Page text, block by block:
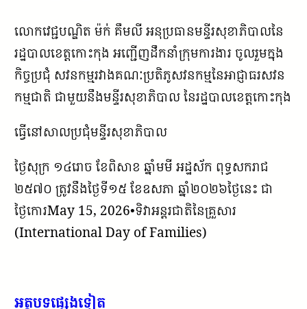
លោកវេជ្ជបណ្ឌិត​ ម៉ក់​ គឹមលី​ អនុប្រធានមន្ទីរសុខាភិបាលនៃ
រដ្ឋបាលខេត្តកោះកុង អញ្ជេីញដឹកនាំក្រុមការងារ​ ចូលរួម​ក្នុង
កិច្ចប្រជុំ សវនកម្មរវាងគណៈប្រតិភូសវនកម្មនៃអាជ្ញាធរសវន
កម្មជាតិ​ ជាមួយនឹងមន្ទីរសុខាភិបាល នៃរដ្ឋបាលខេត្តកោះកុង​
ធ្វើនៅសាលប្រជុំមន្ទីរសុខាភិបាល​
ថ្ងៃសុក្រ ១៤រោច ខែពិសាខ ឆ្នាំមមី អដ្ឋស័ក ពុទ្ធសករាជ
២៥៧០ ត្រូវនឹងថ្ងៃទី១៥ ខែឧសភា ឆ្នាំ២០២៦ថ្ងៃនេះ ជា
ថ្ងៃកោរMay 15, 2026•ទិវា​អន្តរ​ជាតិ​នៃ​គ្រួសារ
(International Day of Families)
អត្ថបទផ្សេងទៀត